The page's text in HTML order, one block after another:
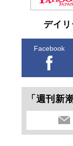
デイ
Facebook
「週刊新